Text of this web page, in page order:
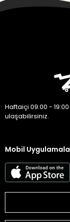
Haftaiçi 09:00 -
ulaşabilirsiniz.
Mobil